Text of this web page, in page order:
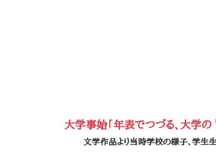
大学事始「年表でつづる、大学の
文学作品より当時学校の様子、学生